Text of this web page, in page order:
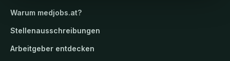
Warum medjobs.at?
Stellenausschreibungen
Arbeitgeber entdecken